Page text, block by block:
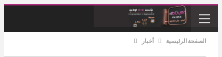
الصفحة الرئيسية أخبار